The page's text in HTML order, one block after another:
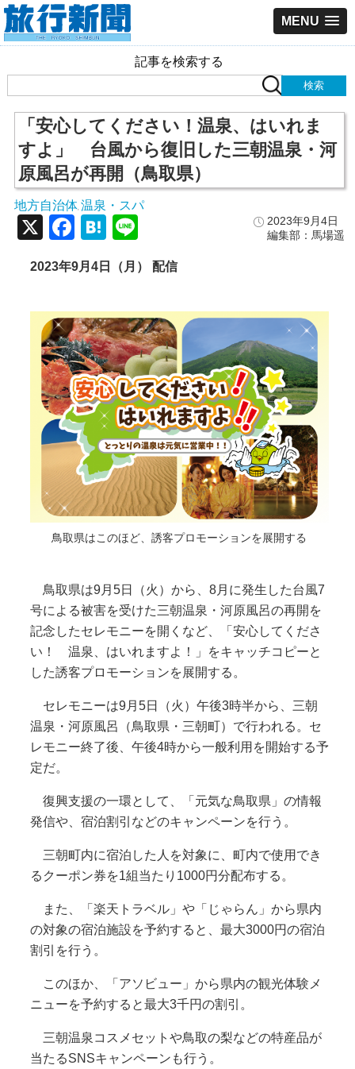
MENU
記事を検索する
「安心してください！温泉、はいれま
すよ」 台風から復旧した三朝温泉・河
原風呂が再開（鳥取県）
地方自治体, 温泉・スパ
2023年9月4日
編集部：馬場遥
X Facebook
Hatena
2023年9月4日（月） 配信
鳥取県はこのほど、誘客プロモーションを展開する
鳥取県は9月5日（火）から、8月に発生した台風7
号による被害を受けた三朝温泉・河原風呂の再開を
記念したセレモニーを開くなど、「安心してくださ
い！ 温泉、はいれますよ！」をキャッチコピーと
した誘客プロモーションを展開する。
セレモニーは9月5日（火）午後3時半から、三朝
温泉・河原風呂（鳥取県・三朝町）で行われる。セ
レモニー終了後、午後4時から一般利用を開始する予
定だ。
復興支援の一環として、「元気な鳥取県」の情報
発信や、宿泊割引などのキャンペーンを行う。
三朝町内に宿泊した人を対象に、町内で使用でき
るクーポン券を1組当たり1000円分配布する。
また、「楽天トラベル」や「じゃらん」から県内
の対象の宿泊施設を予約すると、最大3000円の宿泊
割引を行う。
このほか、「アソビュー」から県内の観光体験メ
ニューを予約すると最大3千円の割引。
三朝温泉コスメセットや鳥取の梨などの特産品が
当たるSNSキャンペーンも行う。